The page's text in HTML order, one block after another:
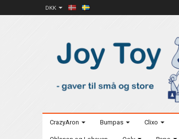
DKK
CrazyAron Bumpas Clixo